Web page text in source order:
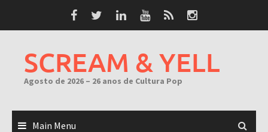
SCREAM & YELL
Agosto de 2026 – 26 anos de Cultura Pop
Main Menu